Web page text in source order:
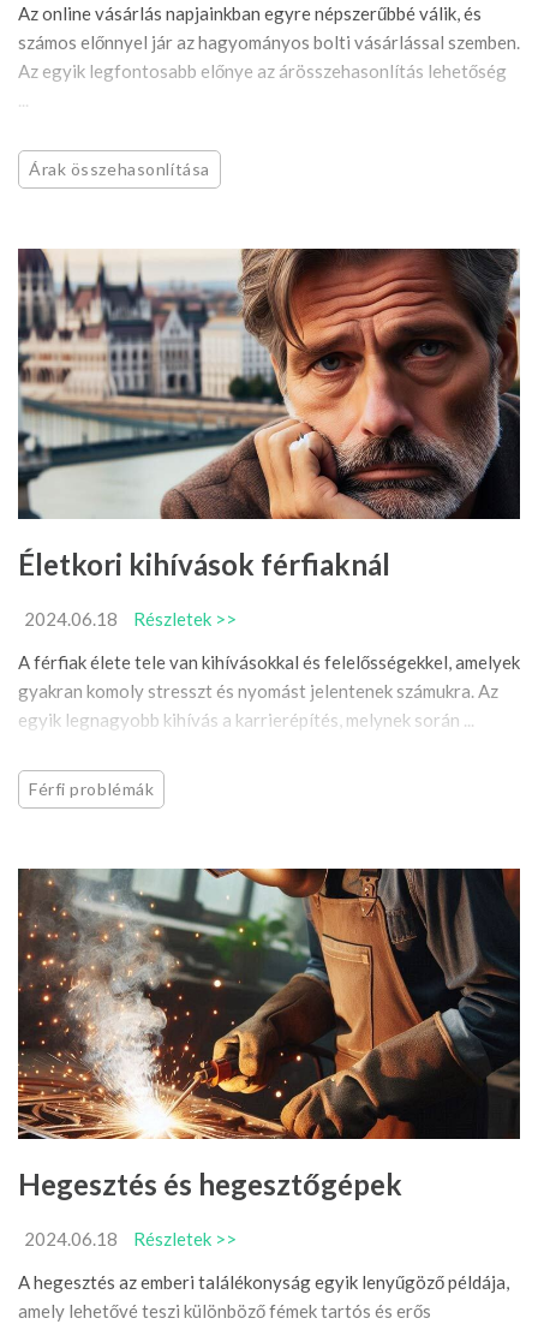
Az online vásárlás napjainkban egyre népszerűbbé válik, és
számos előnnyel jár az hagyományos bolti vásárlással szemben.
Az egyik legfontosabb előnye az árösszehasonlítás lehetőség
...
Árak összehasonlítása
Életkori kihívások férfiaknál
2024.06.18
Részletek >>
A férfiak élete tele van kihívásokkal és felelősségekkel, amelyek
gyakran komoly stresszt és nyomást jelentenek számukra. Az
egyik legnagyobb kihívás a karrierépítés, melynek során ...
Férfi problémák
Hegesztés és hegesztőgépek
2024.06.18
Részletek >>
A hegesztés az emberi találékonyság egyik lenyűgöző példája,
amely lehetővé teszi különböző fémek tartós és erős